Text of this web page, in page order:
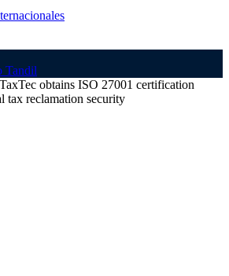
TaxTec obtains ISO 27001 certification
tax reclamation security